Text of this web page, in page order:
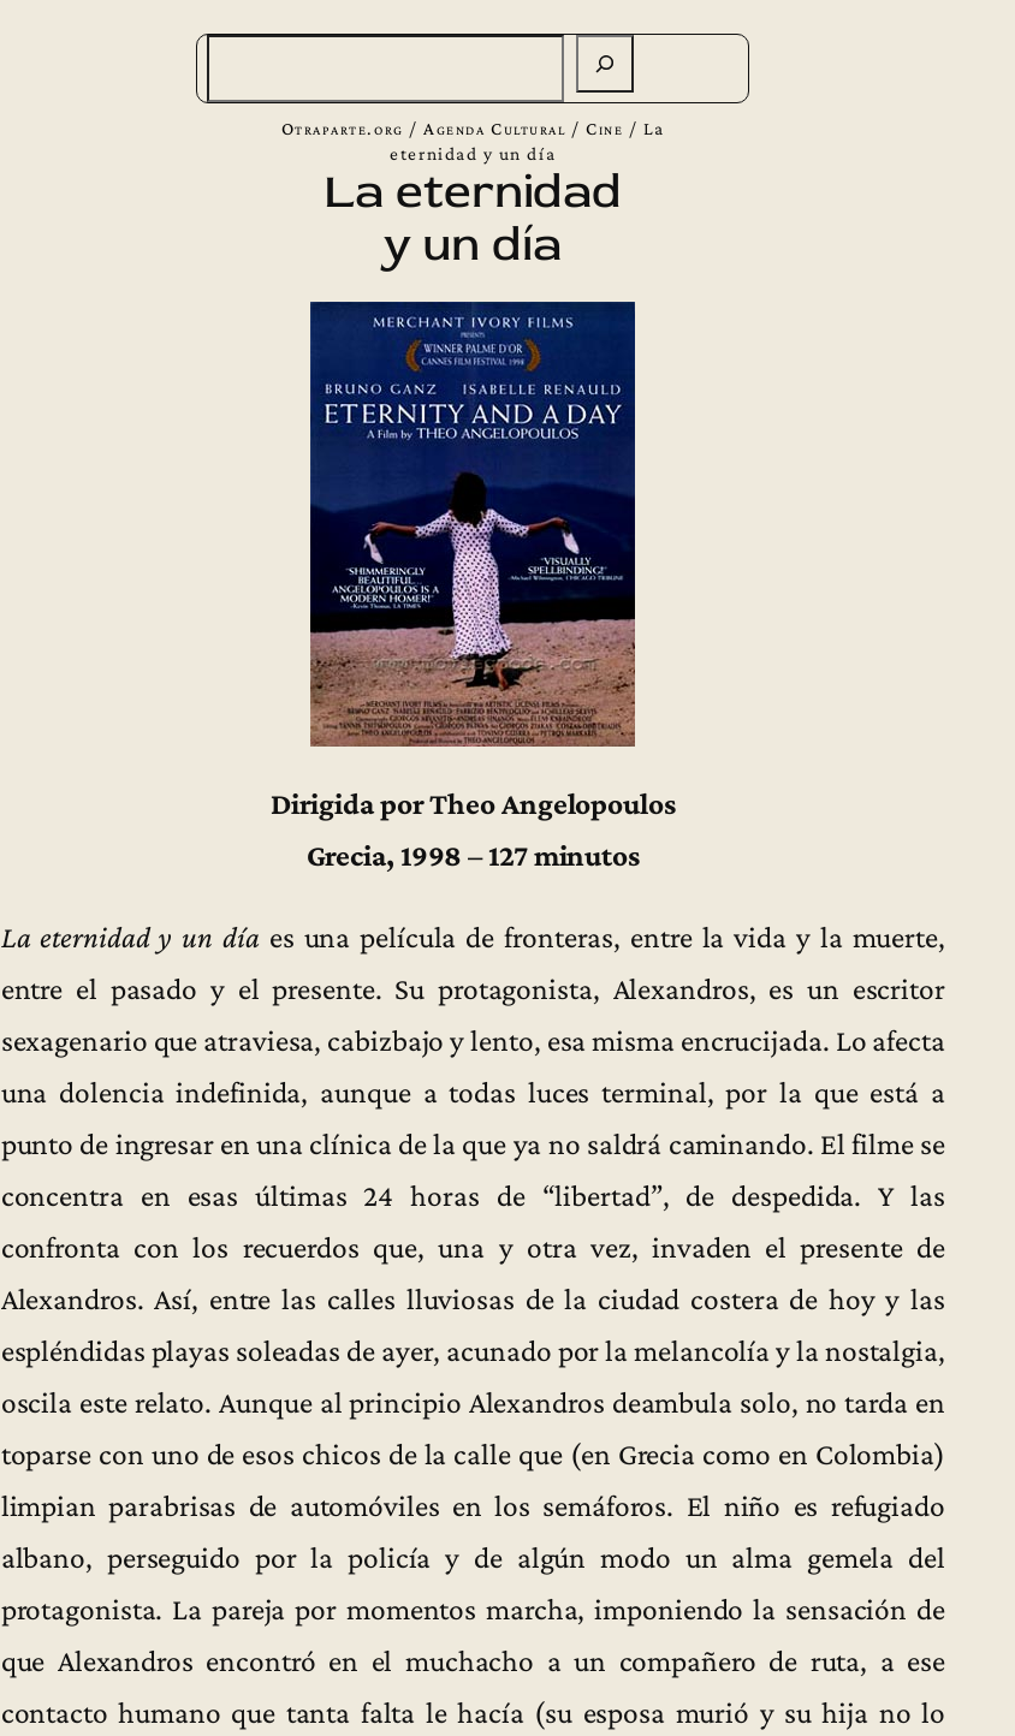
Otraparte.org / Agenda Cultural / Cine / La
eternidad y un día
La eternidad
y un día
Dirigida por Theo Angelopoulos
Grecia, 1998 – 127 minutos
La eternidad y un díaes una película de fronteras, entre la vida y la muerte,
entre el pasado y el presente. Su protagonista, Alexandros, es un escritor
sexagenario que atraviesa, cabizbajo y lento, esa misma encrucijada. Lo afecta
una dolencia indefinida, aunque a todas luces terminal, por la que está a
punto de ingresar en una clínica de la que ya no saldrá caminando. El filme se
concentra en esas últimas 24 horas de “libertad”, de despedida. Y las
confronta con los recuerdos que, una y otra vez, invaden el presente de
Alexandros. Así, entre las calles lluviosas de la ciudad costera de hoy y las
espléndidas playas soleadas de ayer, acunado por la melancolía y la nostalgia,
oscila este relato. Aunque al principio Alexandros deambula solo, no tarda en
toparse con uno de esos chicos de la calle que (en Grecia como en Colombia)
limpian parabrisas de automóviles en los semáforos. El niño es refugiado
albano, perseguido por la policía y de algún modo un alma gemela del
protagonista. La pareja por momentos marcha, imponiendo la sensación de
que Alexandros encontró en el muchacho a un compañero de ruta, a ese
contacto humano que tanta falta le hacía (su esposa murió y su hija no lo